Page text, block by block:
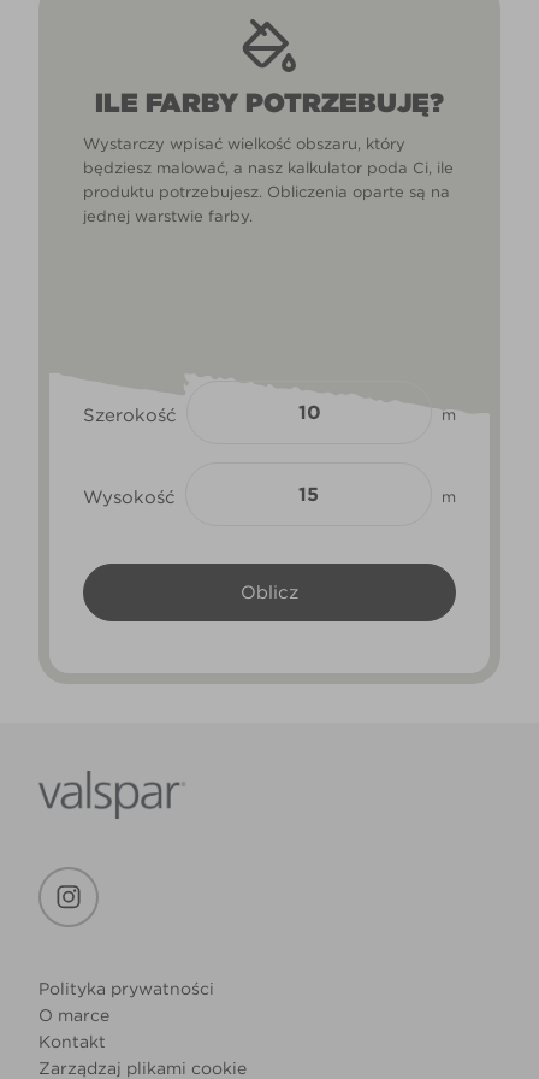
ILE FARBY POTRZEBUJĘ?
Wystarczy wpisać wielkość obszaru, który
będziesz malować, a nasz kalkulator poda Ci, ile
produktu potrzebujesz. Obliczenia oparte są na
jednej warstwie farby.
Szerokość m
Wysokość m
Polityka prywatności
O marce
Kontakt
Zarządzaj plikami cookie